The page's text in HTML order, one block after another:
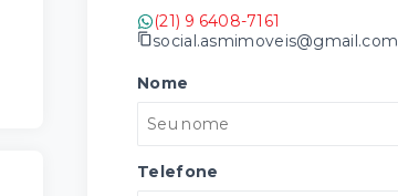
(21) 9 6408-7161
social.asmimoveis@gmail.com
Nome
Telefone